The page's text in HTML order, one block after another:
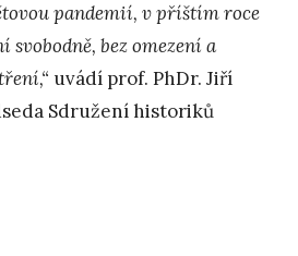
pandemií, v příštím roce
svobodně, bez omezení a
uvádí prof. PhDr. Jiří
Sdružení historiků